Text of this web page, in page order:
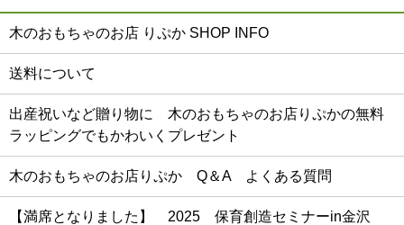
木のおもちゃのお店 りぷか SHOP INFO
送料について
出産祝いなど贈り物に 木のおもちゃのお店りぷかの無料
ラッピングでもかわいくプレゼント
木のおもちゃのお店りぷか Q＆A よくある質問
【満席となりました】 2025 保育創造セミナーin金沢